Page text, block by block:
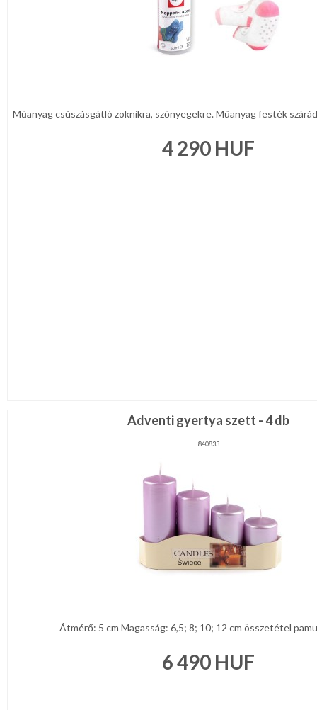
Műanyag csúszásgátló zoknikra, szőnyegekre. Műanyag festék
4 290 HUF
Adventi gyertya szett - 4 db
840833
Átmérő: 5 cm Magasság: 6,5; 8; 10; 12 cm összetétel
6 490 HUF